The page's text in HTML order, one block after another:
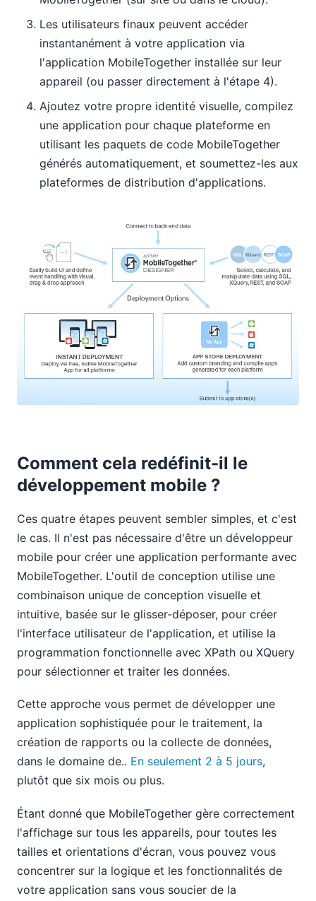
Les utilisateurs finaux peuvent accéder
instantanément à votre application via
l'application MobileTogether installée sur leur
appareil (ou passer directement à l'étape 4).
Ajoutez votre propre identité visuelle, compilez
une application pour chaque plateforme en
utilisant les paquets de code MobileTogether
générés automatiquement, et soumettez-les aux
plateformes de distribution d'applications.
Comment cela redéfinit-il le
développement mobile ?
Ces quatre étapes peuvent sembler simples, et c'est
le cas. Il n'est pas nécessaire d'être un développeur
mobile pour créer une application performante avec
MobileTogether. L'outil de conception utilise une
combinaison unique de conception visuelle et
intuitive, basée sur le glisser-déposer, pour créer
l'interface utilisateur de l'application, et utilise la
programmation fonctionnelle avec XPath ou XQuery
pour sélectionner et traiter les données.
Cette approche vous permet de développer une
application sophistiquée pour le traitement, la
création de rapports ou la collecte de données,
dans le domaine de.. En seulement 2 à 5 jours,
plutôt que six mois ou plus.
Étant donné que MobileTogether gère correctement
l'affichage sur tous les appareils, pour toutes les
tailles et orientations d'écran, vous pouvez vous
concentrer sur la logique et les fonctionnalités de
votre application sans vous soucier de la